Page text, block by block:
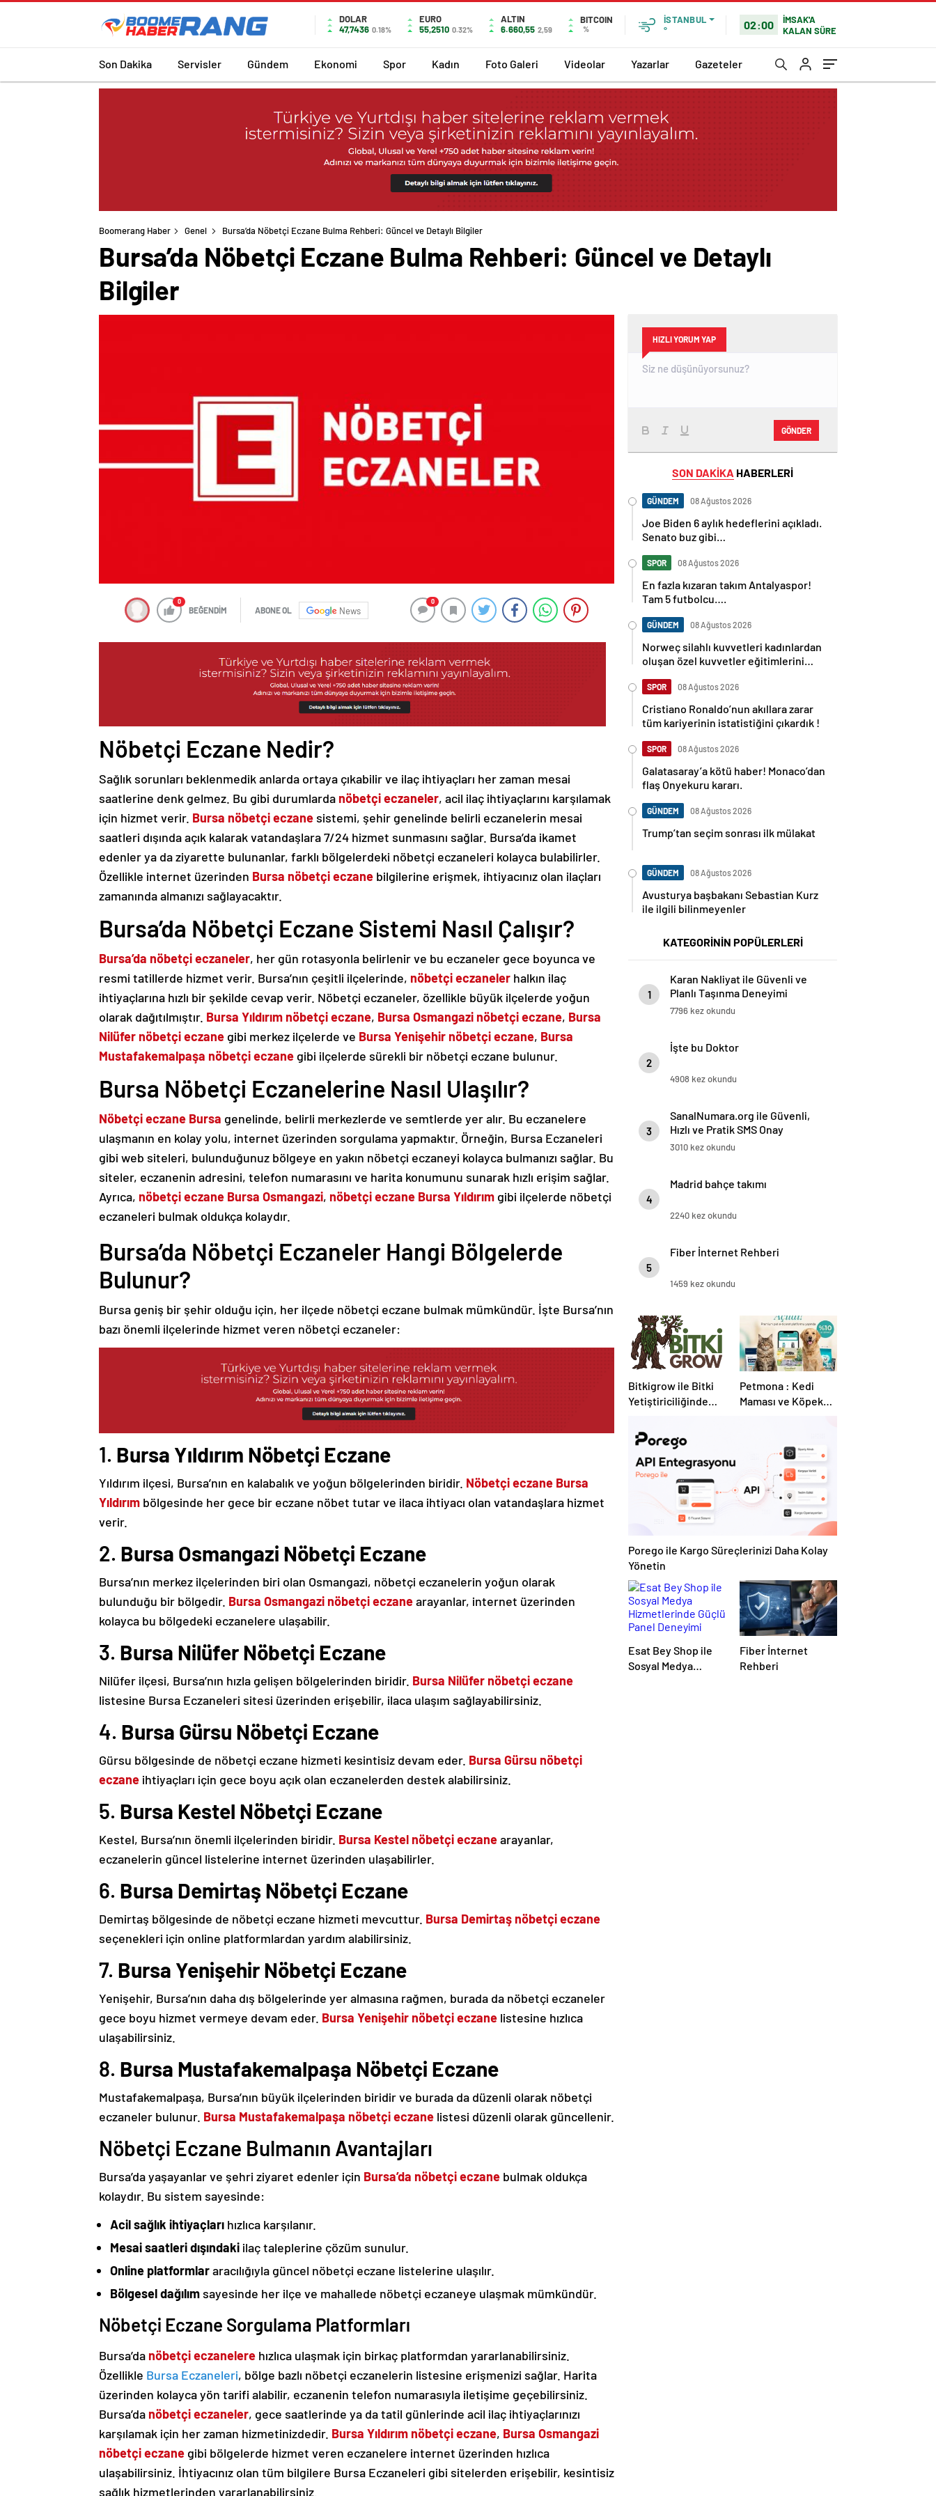
DOLAR
47,7436 0.18%
EURO
55,2510 0.32%
ALTIN
6.660,55 2,59
BITCOIN
%
İSTANBUL
°
02:00
İMSAK'A
KALAN SÜRE
Son Dakika Servisler Gündem Ekonomi Spor Kadın Foto Galeri Videolar Yazarlar Gazeteler
Boomerang Haber Genel Bursa’da Nöbetçi Eczane Bulma Rehberi: Güncel ve Detaylı Bilgiler
Bursa’da Nöbetçi Eczane Bulma Rehberi: Güncel ve Detaylı
Bilgiler
0
BEĞENDİM ABONE OL News
0
Nöbetçi Eczane Nedir?
Sağlık sorunları beklenmedik anlarda ortaya çıkabilir ve ilaç ihtiyaçları her zaman mesai
saatlerine denk gelmez. Bu gibi durumlarda nöbetçi eczaneler, acil ilaç ihtiyaçlarını karşılamak
için hizmet verir. Bursa nöbetçi eczane sistemi, şehir genelinde belirli eczanelerin mesai
saatleri dışında açık kalarak vatandaşlara 7/24 hizmet sunmasını sağlar. Bursa’da ikamet
edenler ya da ziyarette bulunanlar, farklı bölgelerdeki nöbetçi eczaneleri kolayca bulabilirler.
Özellikle internet üzerinden Bursa nöbetçi eczane bilgilerine erişmek, ihtiyacınız olan ilaçları
zamanında almanızı sağlayacaktır.
Bursa’da Nöbetçi Eczane Sistemi Nasıl Çalışır?
Bursa’da nöbetçi eczaneler, her gün rotasyonla belirlenir ve bu eczaneler gece boyunca ve
resmi tatillerde hizmet verir. Bursa’nın çeşitli ilçelerinde, nöbetçi eczaneler halkın ilaç
ihtiyaçlarına hızlı bir şekilde cevap verir. Nöbetçi eczaneler, özellikle büyük ilçelerde yoğun
olarak dağıtılmıştır. Bursa Yıldırım nöbetçi eczane, Bursa Osmangazi nöbetçi eczane, Bursa
Nilüfer nöbetçi eczane gibi merkez ilçelerde ve Bursa Yenişehir nöbetçi eczane, Bursa
Mustafakemalpaşa nöbetçi eczane gibi ilçelerde sürekli bir nöbetçi eczane bulunur.
Bursa Nöbetçi Eczanelerine Nasıl Ulaşılır?
Nöbetçi eczane Bursa genelinde, belirli merkezlerde ve semtlerde yer alır. Bu eczanelere
ulaşmanın en kolay yolu, internet üzerinden sorgulama yapmaktır. Örneğin, Bursa Eczaneleri
gibi web siteleri, bulunduğunuz bölgeye en yakın nöbetçi eczaneyi kolayca bulmanızı sağlar. Bu
siteler, eczanenin adresini, telefon numarasını ve harita konumunu sunarak hızlı erişim sağlar.
Ayrıca, nöbetçi eczane Bursa Osmangazi, nöbetçi eczane Bursa Yıldırım gibi ilçelerde nöbetçi
eczaneleri bulmak oldukça kolaydır.
Bursa’da Nöbetçi Eczaneler Hangi Bölgelerde
Bulunur?
Bursa geniş bir şehir olduğu için, her ilçede nöbetçi eczane bulmak mümkündür. İşte Bursa’nın
bazı önemli ilçelerinde hizmet veren nöbetçi eczaneler:
1. Bursa Yıldırım Nöbetçi Eczane
Yıldırım ilçesi, Bursa’nın en kalabalık ve yoğun bölgelerinden biridir. Nöbetçi eczane Bursa
Yıldırım bölgesinde her gece bir eczane nöbet tutar ve ilaca ihtiyacı olan vatandaşlara hizmet
verir.
2. Bursa Osmangazi Nöbetçi Eczane
Bursa’nın merkez ilçelerinden biri olan Osmangazi, nöbetçi eczanelerin yoğun olarak
bulunduğu bir bölgedir. Bursa Osmangazi nöbetçi eczanearayanlar, internet üzerinden
kolayca bu bölgedeki eczanelere ulaşabilir.
3. Bursa Nilüfer Nöbetçi Eczane
Nilüfer ilçesi, Bursa’nın hızla gelişen bölgelerinden biridir. Bursa Nilüfer nöbetçi eczane
listesine Bursa Eczaneleri sitesi üzerinden erişebilir, ilaca ulaşım sağlayabilirsiniz.
4. Bursa Gürsu Nöbetçi Eczane
Gürsu bölgesinde de nöbetçi eczane hizmeti kesintisiz devam eder. Bursa Gürsu nöbetçi
eczane ihtiyaçları için gece boyu açık olan eczanelerden destek alabilirsiniz.
5. Bursa Kestel Nöbetçi Eczane
Kestel, Bursa’nın önemli ilçelerinden biridir. Bursa Kestel nöbetçi eczanearayanlar,
eczanelerin güncel listelerine internet üzerinden ulaşabilirler.
6. Bursa Demirtaş Nöbetçi Eczane
Demirtaş bölgesinde de nöbetçi eczane hizmeti mevcuttur. Bursa Demirtaş nöbetçi eczane
seçenekleri için online platformlardan yardım alabilirsiniz.
7. Bursa Yenişehir Nöbetçi Eczane
Yenişehir, Bursa’nın daha dış bölgelerinde yer almasına rağmen, burada da nöbetçi eczaneler
gece boyu hizmet vermeye devam eder. Bursa Yenişehir nöbetçi eczane listesine hızlıca
ulaşabilirsiniz.
8. Bursa Mustafakemalpaşa Nöbetçi Eczane
Mustafakemalpaşa, Bursa’nın büyük ilçelerinden biridir ve burada da düzenli olarak nöbetçi
eczaneler bulunur. Bursa Mustafakemalpaşa nöbetçi eczane listesi düzenli olarak güncellenir.
Nöbetçi Eczane Bulmanın Avantajları
Bursa’da yaşayanlar ve şehri ziyaret edenler için Bursa’da nöbetçi eczane bulmak oldukça
kolaydır. Bu sistem sayesinde:
Acil sağlık ihtiyaçları hızlıca karşılanır.
Mesai saatleri dışındaki ilaç taleplerine çözüm sunulur.
Online platformlararacılığıyla güncel nöbetçi eczane listelerine ulaşılır.
Bölgesel dağılım sayesinde her ilçe ve mahallede nöbetçi eczaneye ulaşmak mümkündür.
Nöbetçi Eczane Sorgulama Platformları
Bursa’da nöbetçi eczanelere hızlıca ulaşmak için birkaç platformdan yararlanabilirsiniz.
Özellikle Bursa Eczaneleri, bölge bazlı nöbetçi eczanelerin listesine erişmenizi sağlar. Harita
üzerinden kolayca yön tarifi alabilir, eczanenin telefon numarasıyla iletişime geçebilirsiniz.
Bursa’da nöbetçi eczaneler, gece saatlerinde ya da tatil günlerinde acil ilaç ihtiyaçlarınızı
karşılamak için her zaman hizmetinizdedir. Bursa Yıldırım nöbetçi eczane, Bursa Osmangazi
nöbetçi eczane gibi bölgelerde hizmet veren eczanelere internet üzerinden hızlıca
ulaşabilirsiniz. İhtiyacınız olan tüm bilgilere Bursa Eczaneleri gibi sitelerden erişebilir, kesintisiz
sağlık hizmetlerinden yararlanabilirsiniz.
HIZLI YORUM YAP
GÖNDER
SON DAKİKA HABERLERİ
GÜNDEM 08 Ağustos 2026
Joe Biden 6 aylık hedeflerini açıkladı.
Senato buz gibi…
SPOR 08 Ağustos 2026
En fazla kızaran takım Antalyaspor!
Tam 5 futbolcu….
GÜNDEM 08 Ağustos 2026
Norweç silahlı kuvvetleri kadınlardan
oluşan özel kuvvetler eğitimlerini
SPOR 08 Ağustos 2026
Cristiano Ronaldo’nun akıllara zarar
tüm kariyerinin istatistiğini çıkardık !
SPOR 08 Ağustos 2026
Galatasaray’a kötü haber! Monaco’dan
flaş Onyekuru kararı.
GÜNDEM 08 Ağustos 2026
Trump’tan seçim sonrası ilk mülakat
GÜNDEM 08 Ağustos 2026
Avusturya başbakanı Sebastian Kurz
ile ilgili bilinmeyenler
KATEGORİNİN POPÜLERLERİ
1
Karan Nakliyat ile Güvenli ve
Planlı Taşınma Deneyimi
7796 kez okundu
2
İşte bu Doktor
4908 kez okundu
3
SanalNumara.org ile Güvenli,
Hızlı ve Pratik SMS Onay
Çözümleri
3010 kez okundu
4
Madrid bahçe takımı
2240 kez okundu
5
Fiber İnternet Rehberi
1459 kez okundu
Bitkigrow ile Bitki
Yetiştiriciliğinde
Ürün Seçimi
Petmona : Kedi
Maması ve Köpek
Porego ile Kargo Süreçlerinizi Daha Kolay
Yönetin
Esat Bey Shop ile
Sosyal Medya
Fiber İnternet
Rehberi